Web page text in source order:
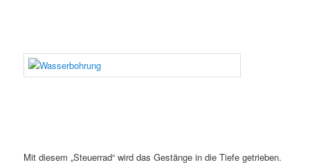
Mit diesem „Steuerrad“ wird das Gestänge in die Tiefe getrieben.